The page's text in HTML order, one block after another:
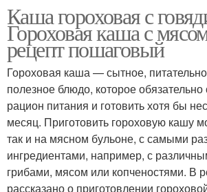
Каша гороховая с
Гороховая каша с
рецепт пошаговый
Гороховая каша — сытное,
полезное блюдо, которое обязательно
рацион питания и готовить хотя бы
месяц. Приготовить гороховую кашу
так и на мясном бульоне, с самыми
ингредиентами, например, с
грибами, мясом или копченостями. В
рассказано о приготовлении